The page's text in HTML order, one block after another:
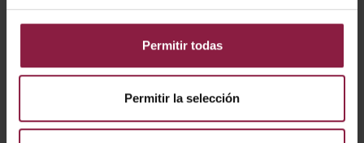
Permitir todas
Permitir la selección
DESCARGAR